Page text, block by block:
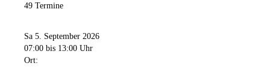
49 Termine
Sa 5. September 2026
07:00 bis 13:00 Uhr
Ort: